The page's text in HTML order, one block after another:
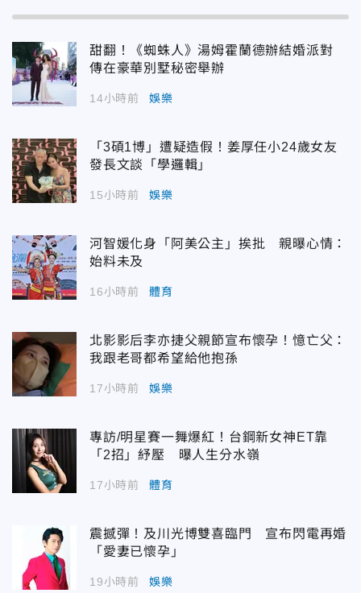
甜翻！《蜘蛛人》湯姆霍蘭德辦結婚派對
傳在豪華別墅秘密舉辦
14小時前 娛樂
「3碩1博」遭疑造假！姜厚任小24歲女友
發長文談「學邏輯」
15小時前 娛樂
河智媛化身「阿美公主」挨批 親曝心情：
始料未及
16小時前 體育
北影影后李亦捷父親節宣布懷孕！憶亡父：
我跟老哥都希望給他抱孫
17小時前 娛樂
專訪/明星賽一舞爆紅！台鋼新女神ET靠
「2招」紓壓 曝人生分水嶺
17小時前 體育
震撼彈！及川光博雙喜臨門 宣布閃電再婚
「愛妻已懷孕」
19小時前 娛樂